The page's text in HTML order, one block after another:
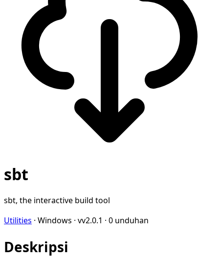
sbt
sbt, the interactive build tool
Utilities · Windows · vv2.0.1 · 0 unduhan
Deskripsi